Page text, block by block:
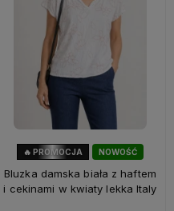
NOWOŚĆ
OKAZJA
🔥 PROMOCJA
Bluzka damska biała z haftem
i cekinami w kwiaty lekka Italy